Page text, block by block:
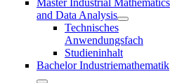
and Data Analysis
Technisches
Anwendungsfach
Studieninhalt
Bachelor Industriemathematik